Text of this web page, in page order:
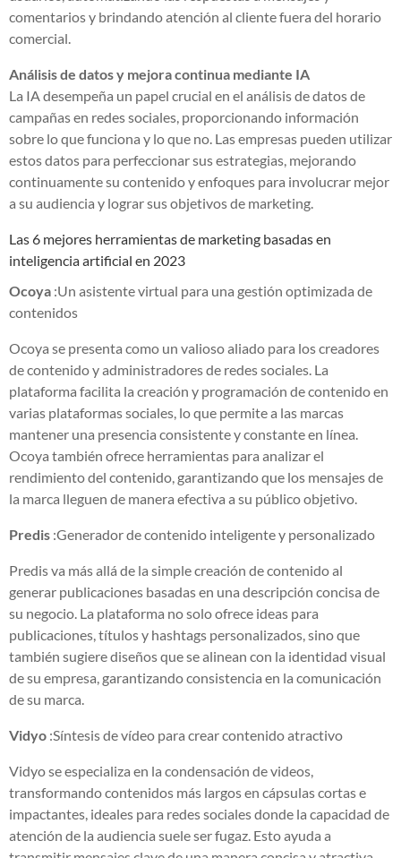
comentarios y brindando atención al cliente fuera del horario
comercial.
Análisis de datos y mejora continua mediante IA
La IA desempeña un papel crucial en el análisis de datos de
campañas en redes sociales, proporcionando información
sobre lo que funciona y lo que no. Las empresas pueden utilizar
estos datos para perfeccionar sus estrategias, mejorando
continuamente su contenido y enfoques para involucrar mejor
a su audiencia y lograr sus objetivos de marketing.
Las 6 mejores herramientas de marketing basadas en
inteligencia artificial en 2023
Ocoya :Un asistente virtual para una gestión optimizada de
contenidos
Ocoya se presenta como un valioso aliado para los creadores
de contenido y administradores de redes sociales. La
plataforma facilita la creación y programación de contenido en
varias plataformas sociales, lo que permite a las marcas
mantener una presencia consistente y constante en línea.
Ocoya también ofrece herramientas para analizar el
rendimiento del contenido, garantizando que los mensajes de
la marca lleguen de manera efectiva a su público objetivo.
Predis :Generador de contenido inteligente y personalizado
Predis va más allá de la simple creación de contenido al
generar publicaciones basadas en una descripción concisa de
su negocio. La plataforma no solo ofrece ideas para
publicaciones, títulos y hashtags personalizados, sino que
también sugiere diseños que se alinean con la identidad visual
de su empresa, garantizando consistencia en la comunicación
de su marca.
Vidyo :Síntesis de vídeo para crear contenido atractivo
Vidyo se especializa en la condensación de videos,
transformando contenidos más largos en cápsulas cortas e
impactantes, ideales para redes sociales donde la capacidad de
atención de la audiencia suele ser fugaz. Esto ayuda a